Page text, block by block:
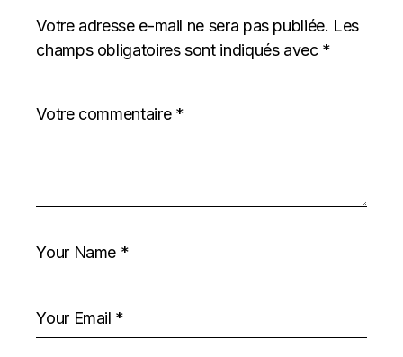
Votre adresse e-mail ne sera pas publiée. Les
champs obligatoires sont indiqués avec *